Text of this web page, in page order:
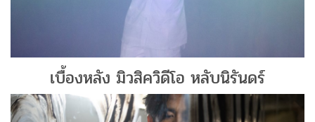
เบื้องหลัง มิวสิควิดีโอ หลับนิรันดร์